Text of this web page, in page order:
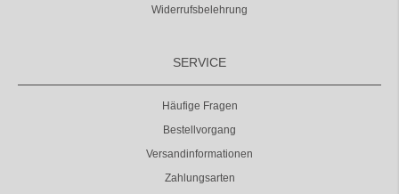
Widerrufsbelehrung
SERVICE
Häufige Fragen
Bestellvorgang
Versandinformationen
Zahlungsarten